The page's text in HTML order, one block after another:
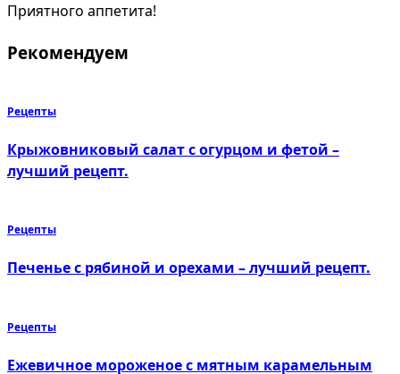
Приятного аппетита!
Рекомендуем
Рецепты
Крыжовниковый салат с огурцом и фетой –
лучший рецепт.
Рецепты
Печенье с рябиной и орехами – лучший рецепт.
Рецепты
Ежевичное мороженое с мятным карамельным